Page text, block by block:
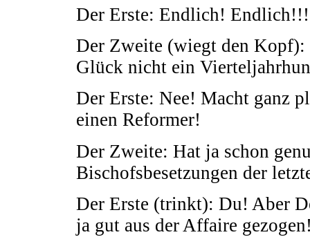
Der Erste: Endlich! Endlich!!!
Der Zweite (wiegt den Kopf):
Glück nicht ein
Der Erste: Nee! Macht ganz
einen Reformer!
Der Zweite: Hat ja schon
Bischofsbesetzungen der
Der Erste (trinkt): Du! Aber
ja gut aus der Affaire